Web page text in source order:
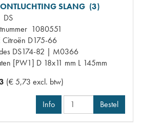
SLANG (3)
DS
1080551
Citroën D175-66
DS174-82 | M0366
[PW1] D 18x11 mm L 145mm
(€ 5,73 excl. btw)
Info Bestel